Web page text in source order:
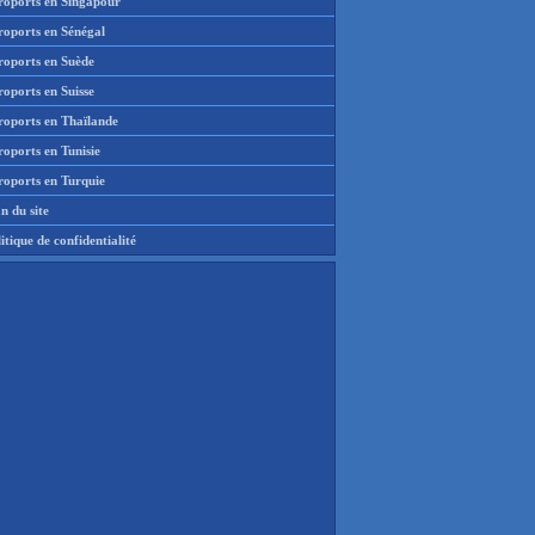
en Sénégal
en Suède
en Suisse
en Thaïlande
en Tunisie
en Turquie
du site
de confidentialité